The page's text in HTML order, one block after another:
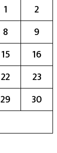
1
2
8
9
15
16
22
23
29
30